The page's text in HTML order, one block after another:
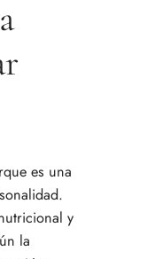
es una
y
la